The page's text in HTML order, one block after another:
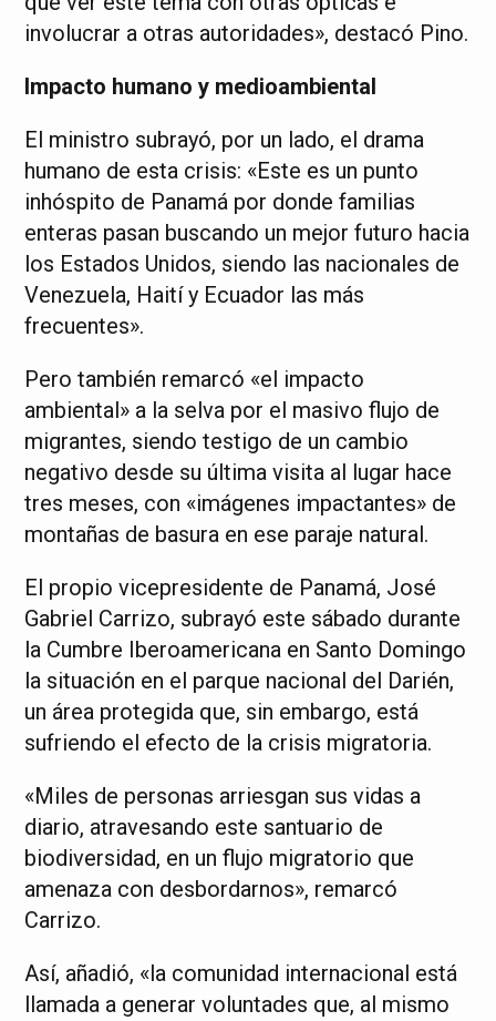
involucrar a otras autoridades», destacó Pino.
Impacto humano y medioambiental
El ministro subrayó, por un lado, el drama
humano de esta crisis: «Este es un punto
inhóspito de Panamá por donde familias
enteras pasan buscando un mejor futuro hacia
los Estados Unidos, siendo las nacionales de
Venezuela, Haití y Ecuador las más
frecuentes».
Pero también remarcó «el impacto
ambiental» a la selva por el masivo flujo de
migrantes, siendo testigo de un cambio
negativo desde su última visita al lugar hace
tres meses, con «imágenes impactantes» de
montañas de basura en ese paraje natural.
El propio vicepresidente de Panamá, José
Gabriel Carrizo, subrayó este sábado durante
la Cumbre Iberoamericana en Santo Domingo
la situación en el parque nacional del Darién,
un área protegida que, sin embargo, está
sufriendo el efecto de la crisis migratoria.
«Miles de personas arriesgan sus vidas a
diario, atravesando este santuario de
biodiversidad, en un flujo migratorio que
amenaza con desbordarnos», remarcó
Carrizo.
Así, añadió, «la comunidad internacional está
llamada a generar voluntades que, al mismo